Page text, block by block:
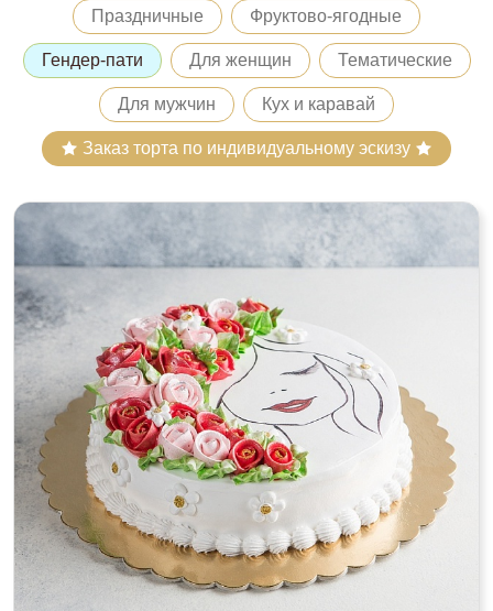
Праздничные Фруктово-ягодные
Гендер-пати Для женщин Тематические
Для мужчин Кух и каравай
Заказ торта по индивидуальному эскизу